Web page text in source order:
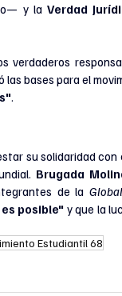
y la Verdad
verdaderos
bases para el
.
su solidaridad con
Brugada
de la
posible" y que la
Estudiantil 68